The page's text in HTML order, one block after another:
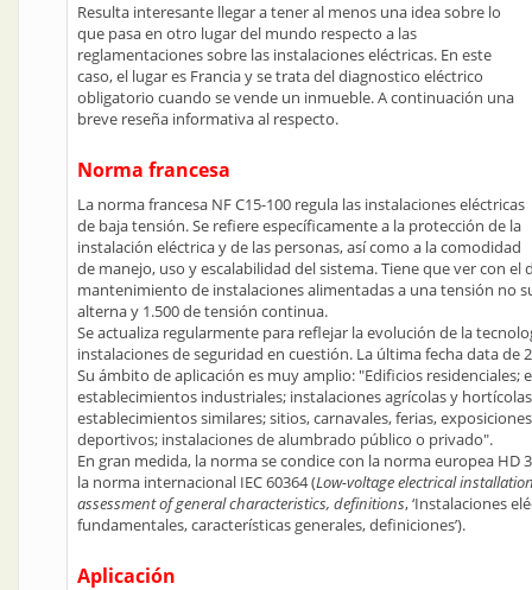
Resulta interesante llegar a tener al menos una idea sobre lo
que pasa en otro lugar del mundo respecto a las
reglamentaciones sobre las instalaciones eléctricas. En este
caso, el lugar es Francia y se trata del diagnostico eléctrico
obligatorio cuando se vende un inmueble. A continuación una
breve reseña informativa al respecto.
Norma francesa
La norma francesa NF C15-100 regula las instalaciones eléctricas
de baja tensión. Se refiere específicamente a la protección de la
instalación eléctrica y de las personas, así como a la comodidad
de manejo, uso y escalabilidad del sistema. Tiene que ver con
mantenimiento de instalaciones alimentadas a una tensión no
alterna y 1.500 de tensión continua.
Se actualiza regularmente para reflejar la evolución de la
instalaciones de seguridad en cuestión. La última fecha data de
Su ámbito de aplicación es muy amplio: "Edificios residenciales;
establecimientos industriales; instalaciones agrícolas y
establecimientos similares; sitios, carnavales, ferias,
deportivos; instalaciones de alumbrado público o privado".
En gran medida, la norma se condice con la norma europea HD
la norma internacional IEC 60364 (Low-voltage electrical
assessment of general characteristics, definitions, ‘Instalaciones
fundamentales, características generales, definiciones’).
Aplicación